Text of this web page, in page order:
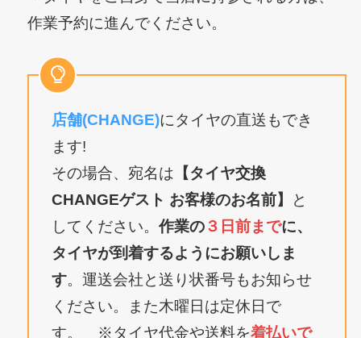
作業予約に進んでください。
店舗(CHANGE)にタイヤの直送もでき
ます!
その場合、宛名は 【タイヤ交換
CHANGEゲスト お客様のお名前】
と
してください。作業の３日前までに、
タイヤが到着するようにお願いしま
す。運送会社と送り状番号もお知らせ
ください。また木曜日は定休日で
す。 ※タイヤ代金や送料を着払いで